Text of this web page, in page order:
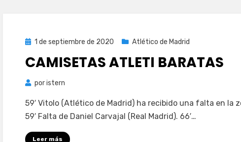
Publicada
1 de septiembre de 2020 Atlético de Madrid
CAMISETAS ATLETI BARATAS
poristern
59′ Vitolo (Atlético de Madrid) ha recibido una falta en
59′ Falta de Daniel Carvajal (Real Madrid). 66′…
Leer más